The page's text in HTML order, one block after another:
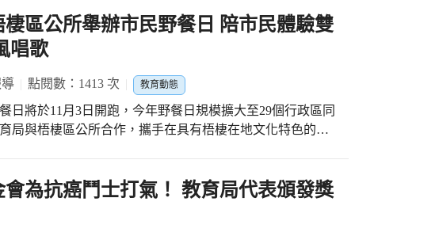
感謝市府重視學校老舊校舍拆除重建；工程全部完工後，
完善，也同時提升教育品質並為學生創造優質教學環境。
全體教師的用心努力下,交出許多 亮麗的成績單,直
,法式滾球隊每年在全國賽帶回金 牌,武術隊在113年
加語文競賽曾獲全國特優,每 年的公立學校升學率
往後的每一年都將更璀璨亮 麗。 公明國中 20 週年
開,有感恩音樂會、校慶藝 文成果展、校友回娘家
盛舉,一起歡慶學校 20歲生日。
說，台中市教育發展好事連連，最近老舊校舍拆除重建新
，經費動軌上億元，后綜高中(國中部)老舊校舍去年底率
大雅區大明國小、豐原區豐田國小老舊校舍改建也動土，
啟用，11月份還有霧峰區光正國小、大甲區日南國中、豐
水國小將開工，後續還有北屯區新興國小、龍井區四箴國
給孩子們一個全新又安全舒適的學習環境，讓家長放心、
個禮堂」及「可調式課桌椅」的計畫也持續進行中，希望
，有使用
向中央爭取經費，也自籌經費促成拆除重建工作，重建工
區公所舉辦市民野餐日 陪市民體驗雙
唱歌
點閱數：1413 次 教育動態
日將於11月3日開跑，今年野餐日規模擴大至29個行政區同
局與梧棲區公所合作，攜手在具有梧棲在地文化特色的頂
由專業老師設計了多項互動遊戲，陪伴親子愛閱共讀共
輕鬆愉快的戶外野餐，認識現代科技的應用及雙語學習的
表示，今天活動設置多項科技體驗區及英語愛閱專車，主
為抗癌鬥士打氣！ 教育局代表頒發獎